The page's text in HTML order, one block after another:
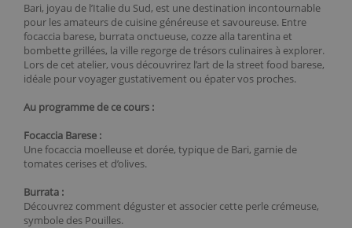
Bari, joyau de l’Italie du Sud, est une destination incontournable
pour les amateurs de cuisine généreuse et savoureuse. Entre
focaccia barese, burrata onctueuse, cozze alla tarentina et
bombette grillées, la ville regorge de trésors culinaires à explorer.
Lors de cet atelier, vous découvrirez l’art de la street food barese,
idéale pour voyager gustativement ou épater vos proches.
Au programme de ce cours :
Focaccia Barese :
Une focaccia moelleuse et dorée, typique de Bari, garnie de
tomates cerises et d’olives.
Burrata :
Découvrez comment déguster et associer cette perle crémeuse,
symbole des Pouilles.